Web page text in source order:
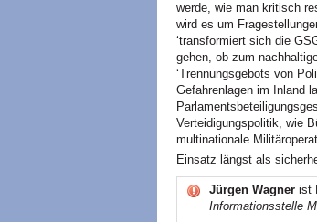
werde, wie man kritisch
wird es um
‘transformiert sich die
gehen, ob zum
‘Trennungsgebots von
Gefahrenlagen im Inland
Verteidigungspolitik, wie
multinationale
Einsatz längst als
Jürgen Wagner ist
Informationsstelle